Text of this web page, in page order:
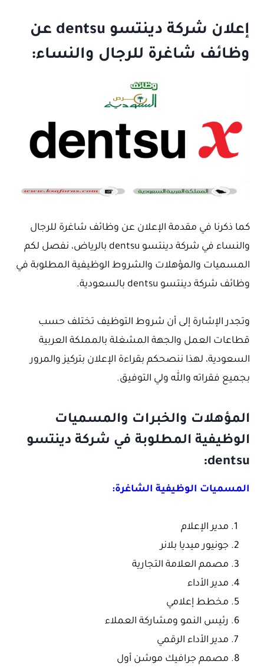
إعلان شركة دينتسو dentsu عن
وظائف شاغرة للرجال والنساء:
كما ذكرنا في مقدمة الإعلان عن وظائف شاغرة للرجال
والنساء في شركة دينتسو dentsu بالرياض، نفصل لكم
المسميات والمؤهلات والشروط الوظيفية المطلوبة في
وظائف شركة دينتسو dentsu بالسعودية.
وتجدر الإشارة إلى أن شروط التوظيف تختلف حسب
قطاعات العمل والجهة المشغلة بالمملكة العربية
السعودية، لهذا ننصحكم بقراءة الإعلان بتركيز والمرور
بجميع فقراته والله ولي التوفيق.
المؤهلات والخبرات والمسميات
الوظيفية المطلوبة في شركة دينتسو
dentsu:
المسميات الوظيفية الشاغرة:
مدير الإعلام
جونيور ميديا ​​بلانر
مصمم العلامة التجارية
مدير الأداء
مخطط إعلامي
رئيس النمو ومشاركة العملاء
مدير الأداء الرقمي
مصمم جرافيك موشن أول